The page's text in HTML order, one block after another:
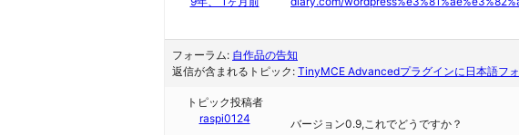
フォーラム: 自作品の告知
返信が含まれるトピック: TinyMCE Advancedプラグインに日本語フ
トピック投稿者
raspi0124
バージョン0.9,これでどうですか？